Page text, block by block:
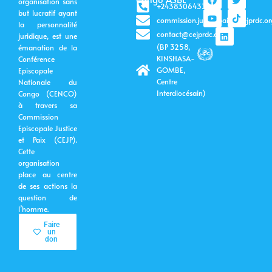
but lucratif ayant
la personnalité
juridique, est une
émanation de la
Conférence
Episcopale
Nationale du
Congo (CENCO)
à travers sa
Commission
Episcopale Justice
et Paix (CEJP).
Cette
organisation
place au centre
de ses actions la
question de
l’homme.
Faire
un
don
+243830643399
contact@cejprdc.org
(BP 3258,
KINSHASA-
GOMBE,
Centre
Interdiocésain)
a
c
e
b
o
o
k
w
i
t
t
o
u
t
u
b
e
i
k
t
o
n
k
e
d
i